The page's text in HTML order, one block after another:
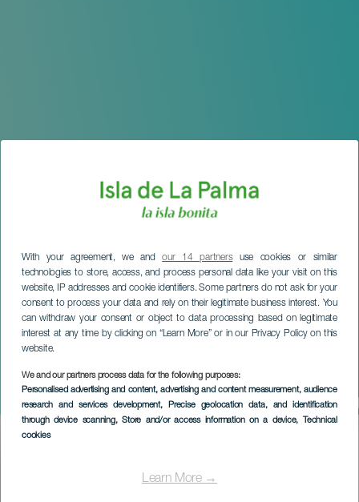
With your agreement, we andour 14 partnersuse cookies or similar
technologies to store, access, and process personal data like your visit on this
website, IP addresses and cookie identifiers. Some partners do not ask for your
consent to process your data and rely on their legitimate business interest. You
can withdraw your consent or object to data processing based on legitimate
interest at any time by clicking on “Learn More” or in our Privacy Policy on this
website.
We and our partners process data for the following purposes:
Personalised advertising and content, advertising and content measurement, audience
research and services development, Precise geolocation data, and identification
through device scanning, Store and/or access information on a device, Technical
cookies
Learn More →
LA PALMA
Imagen